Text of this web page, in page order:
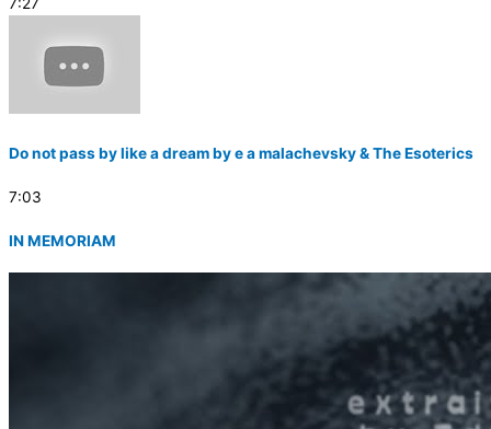
7:27
Do not pass by like a dream by e a malachevsky & The Esoterics
7:03
IN MEMORIAM